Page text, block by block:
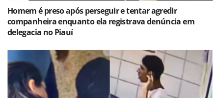
Homem é preso após perseguir e tentar agredir
companheira enquanto ela registrava denúncia em
delegacia no Piauí